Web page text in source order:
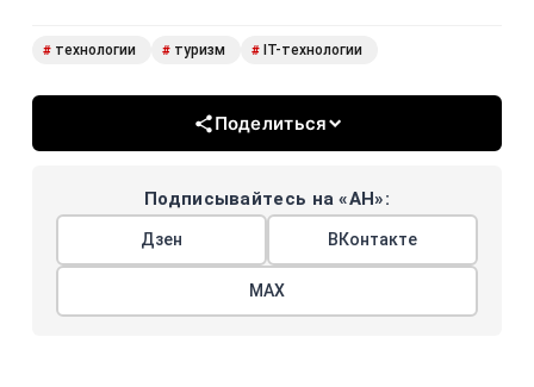
# технологии # туризм # IT-технологии
Поделиться
Подписывайтесь на «АН»:
Дзен ВКонтакте
МАХ